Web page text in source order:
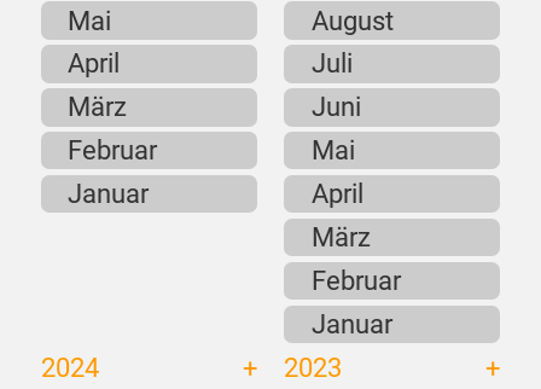
Mai
April
März
Februar
Januar
August
Juli
Juni
Mai
April
März
Februar
Januar
2024
2023